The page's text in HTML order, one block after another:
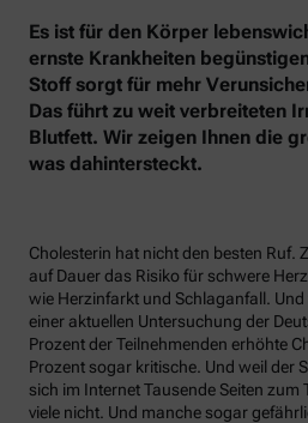
Es ist für den Körper
ernste Krankheiten
Stoff sorgt für mehr
Das führt zu weit verbreiteten
Blutfett. Wir zeigen Ihnen die
was dahintersteckt.
Cholesterin hat nicht den besten Ruf.
auf Dauer das Risiko für schwere
wie Herzinfarkt und Schlaganfall.
einer aktuellen Untersuchung der
Prozent der Teilnehmenden erhöhte
Prozent sogar kritische. Und weil der
sich im Internet Tausende Seiten zum
viele nicht. Und manche sogar